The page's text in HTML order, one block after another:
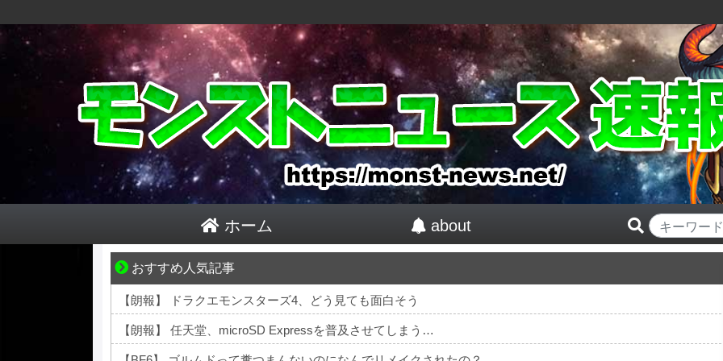
ホーム about
おすすめ人気記事
“変われない私”が動き出す瞬間に出会う
【朗報】 ドラクエモンスターズ4、どう見ても面白そう
【朗報】 任天堂、microSD Expressを普及させてしまう…